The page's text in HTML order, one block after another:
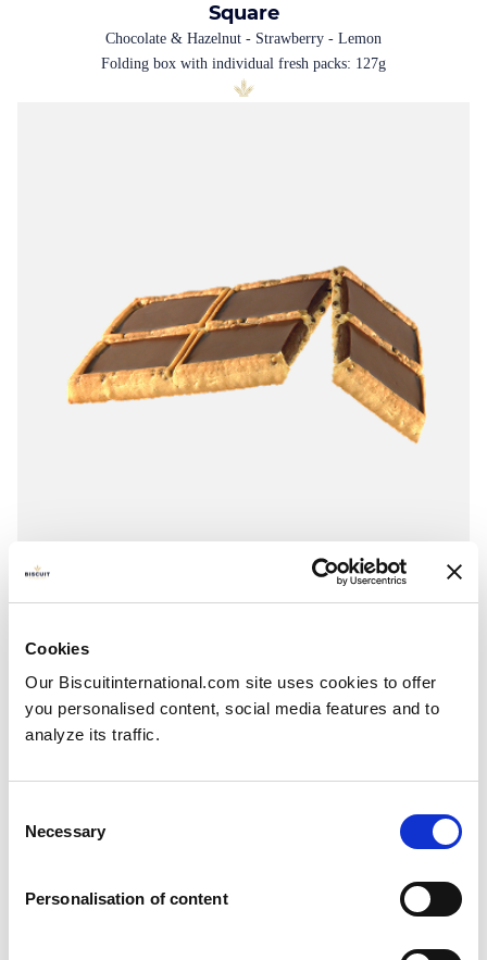
Cookies
Our Biscuitinternational.com site uses cookies to offer
you personalised content, social media features and to
analyze its traffic.
Selection
Necessary
Personalisation of content
Square
Chocolate & Hazelnut - Strawberry - Lemon
Folding box with individual fresh packs: 127g
Chocolate & Hazelnuts - Chocolate & Caramel